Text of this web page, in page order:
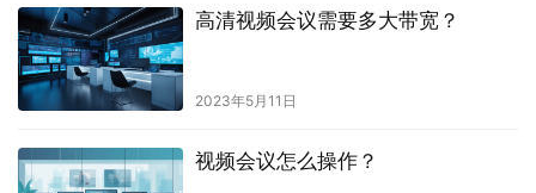
高清视频会议需要多大带宽？
2023年5月11日
视频会议怎么操作？